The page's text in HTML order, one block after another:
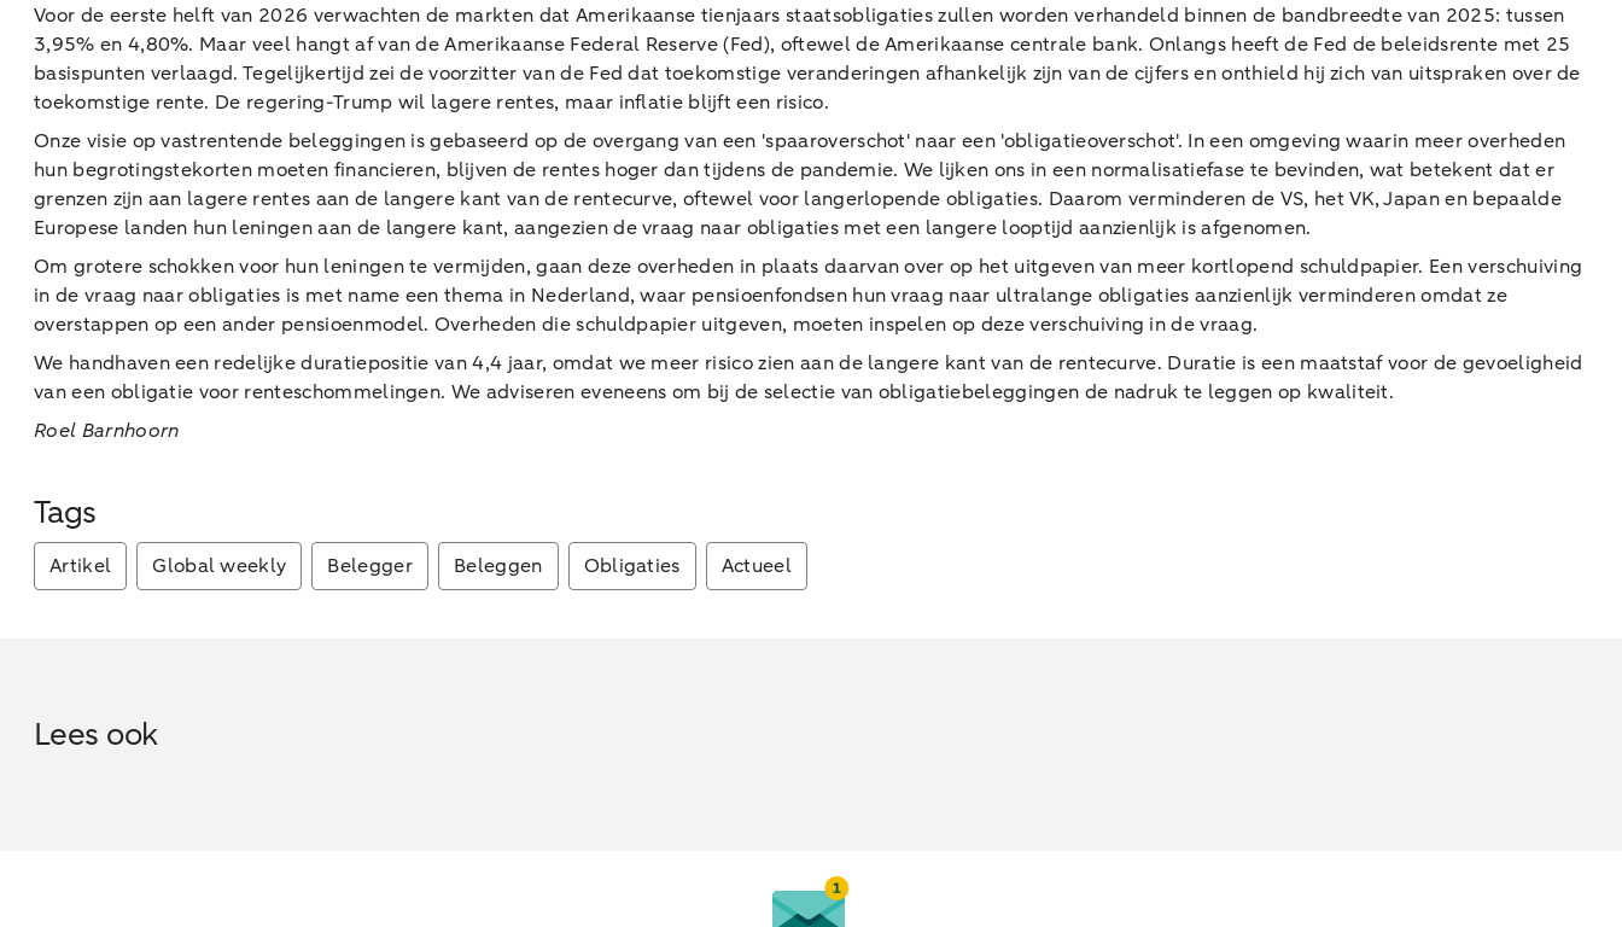
Voor de eerste helft van 2026 verwachten de markten dat Amerikaanse tienjaars staatsobligaties zullen worden verhandeld binnen de bandbreedte van 2025: tussen
3,95% en 4,80%. Maar veel hangt af van de Amerikaanse Federal Reserve (Fed), oftewel de Amerikaanse centrale bank. Onlangs heeft de Fed de beleidsrente met 25
basispunten verlaagd. Tegelijkertijd zei de voorzitter van de Fed dat toekomstige veranderingen afhankelijk zijn van de cijfers en onthield hij zich van uitspraken over de
toekomstige rente. De regering-Trump wil lagere rentes, maar inflatie blijft een risico.
Onze visie op vastrentende beleggingen is gebaseerd op de overgang van een 'spaaroverschot' naar een 'obligatieoverschot'. In een omgeving waarin meer overheden
hun begrotingstekorten moeten financieren, blijven de rentes hoger dan tijdens de pandemie. We lijken ons in een normalisatiefase te bevinden, wat betekent dat er
grenzen zijn aan lagere rentes aan de langere kant van de rentecurve, oftewel voor langerlopende obligaties. Daarom verminderen de VS, het VK, Japan en bepaalde
Europese landen hun leningen aan de langere kant, aangezien de vraag naar obligaties met een langere looptijd aanzienlijk is afgenomen.
Om grotere schokken voor hun leningen te vermijden, gaan deze overheden in plaats daarvan over op het uitgeven van meer kortlopend schuldpapier. Een verschuiving
in de vraag naar obligaties is met name een thema in Nederland, waar pensioenfondsen hun vraag naar ultralange obligaties aanzienlijk verminderen omdat ze
overstappen op een ander pensioenmodel. Overheden die schuldpapier uitgeven, moeten inspelen op deze verschuiving in de vraag.
We handhaven een redelijke duratiepositie van 4,4 jaar, omdat we meer risico zien aan de langere kant van de rentecurve. Duratie is een maatstaf voor de gevoeligheid
van een obligatie voor renteschommelingen. We adviseren eveneens om bij de selectie van obligatiebeleggingen de nadruk te leggen op kwaliteit.
Roel Barnhoorn
Tags
Artikel Global weekly Belegger Beleggen Obligaties Actueel
Lees ook